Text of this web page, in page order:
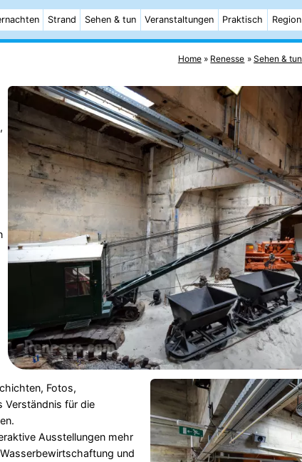
Strand Sehen & tun Veranstaltungen Praktisch Region
Home Renesse Sehen & tun
Fotos,
Verständnis für die
Ausstellungen mehr
und